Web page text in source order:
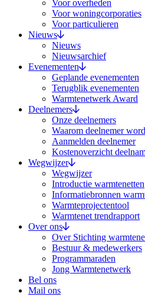
Voor overheden
Voor woningcorporaties
Voor particulieren
Nieuws
Nieuws
Nieuwsarchief
Evenementen
Geplande evenementen
Terugblik evenementen
Warmtenetwerk Award
Deelnemers
Onze deelnemers
Waarom deelnemer
Aanmelden deelnemer
Kostenoverzicht
Wegwijzer
Wegwijzer
Introductie warmtenetten
Informatiebronnen
Warmteprojectentool
Warmtenet trendrapport
Over ons
Over Stichting
Bestuur & medewerkers
Programmaraden
Jong Warmtenetwerk
Bel ons
Mail ons